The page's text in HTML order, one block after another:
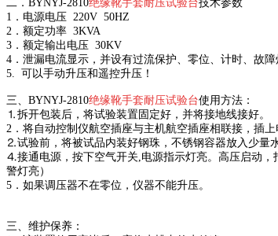
二． BYNYJ-2810绝缘靴手套耐压试验台技术参数
1．电源电压 220V 50HZ
2．额定功率 3KVA
3．额定输出电压 30KV
4．泄漏电流显示，并设有过流保护、零位、计时、故障灯
5. 可以手动升压和遥控升压！
三、 BYNYJ-2810绝缘靴手套耐压试验台使用方法：
⒈拆开包装后，将试验装置固定好，并将接地线接好。
2．将自动控制仪航空插座与主机航空插座相联接，插上电源
⒉试验前，将被试品内装好钢珠，不锈钢容器放入少量水
⒋接通电源，按下空气开关,电源指示灯亮。高压启动
警灯亮）
5．如果调压器不在零位，仪器不能升压。
三、维护保养：